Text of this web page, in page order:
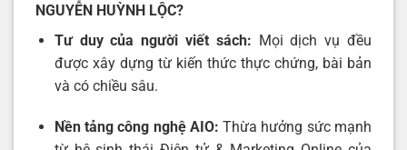
NGUYỄN HUỲNH LỘC?
Tư duy của người viết sách: Mọi dịch vụ đều
được xây dựng từ kiến thức thực chứng, bài bản
và có chiều sâu.
Nền tảng công nghệ AIO: Thừa hưởng sức mạnh